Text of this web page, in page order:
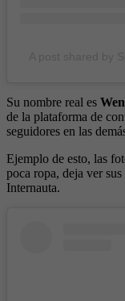
Su nombre real es
de la plataforma de
seguidores en las
Ejemplo de esto, las
poca ropa, deja ver
Internauta.